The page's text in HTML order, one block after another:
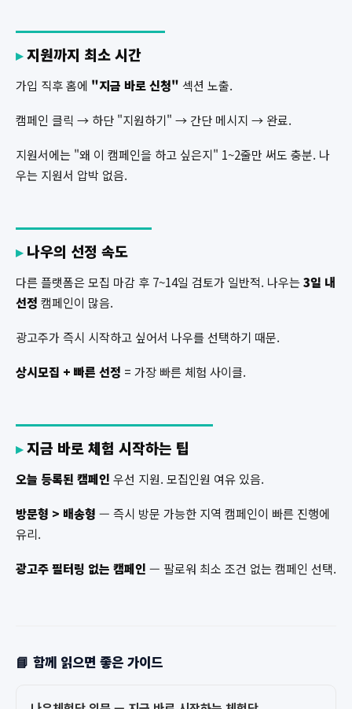
지원까지 최소 시간
가입 직후 홈에 "지금 바로 신청" 섹션 노출.
캠페인 클릭 → 하단 "지원하기" → 간단 메시지 → 완료.
지원서에는 "왜 이 캠페인을 하고 싶은지" 1~2줄만 써도 충분. 나
우는 지원서 압박 없음.
나우의 선정 속도
다른 플랫폼은 모집 마감 후 7~14일 검토가 일반적. 나우는3일 내
선정 캠페인이 많음.
광고주가 즉시 시작하고 싶어서 나우를 선택하기 때문.
상시모집 + 빠른 선정 = 가장 빠른 체험 사이클.
지금 바로 체험 시작하는 팁
오늘 등록된 캠페인 우선 지원. 모집인원 여유 있음.
방문형 > 배송형 — 즉시 방문 가능한 지역 캠페인이 빠른 진행에
유리.
광고주 필터링 없는 캠페인 — 팔로워 최소 조건 없는 캠페인 선택.
📘 함께 읽으면 좋은 가이드